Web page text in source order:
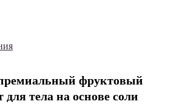
фруктовый
для тела на основе соли